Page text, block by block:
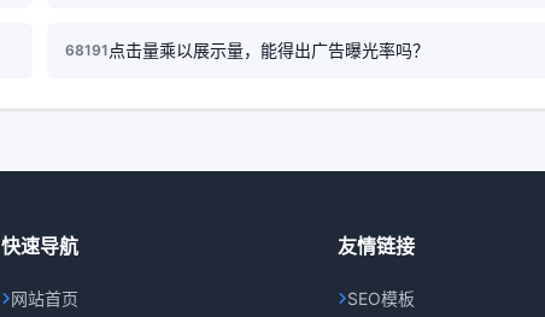
68191 点击量乘以展示量，能得出广告曝光率吗？
快速导航
网站首页
友情链接
SEO模板